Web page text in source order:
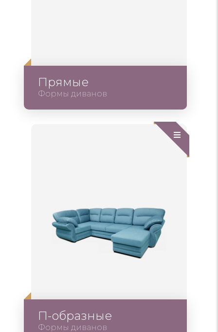
Прямые
Формы диванов
П-образные
Формы диванов